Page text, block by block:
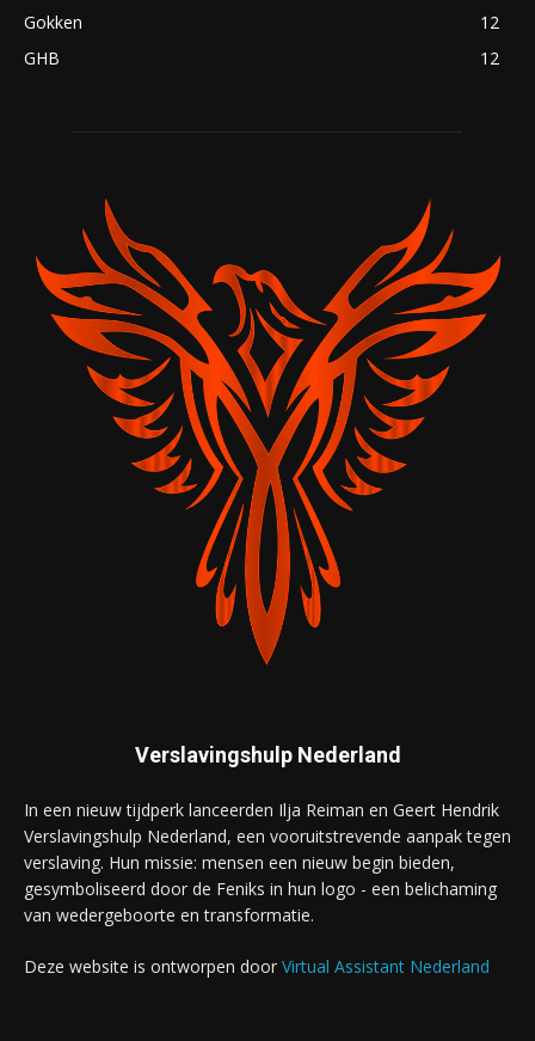
Gokken
12
GHB
12
Verslavingshulp Nederland
In een nieuw tijdperk lanceerden Ilja Reiman en Geert Hendrik
Verslavingshulp Nederland, een vooruitstrevende aanpak tegen
verslaving. Hun missie: mensen een nieuw begin bieden,
gesymboliseerd door de Feniks in hun logo - een belichaming
van wedergeboorte en transformatie.
Deze website is ontworpen door Virtual Assistant Nederland